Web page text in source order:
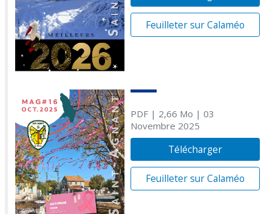
Feuilleter sur Calaméo
PDF| 2,66 Mo | 03
Novembre 2025
Télécharger
Feuilleter sur Calaméo